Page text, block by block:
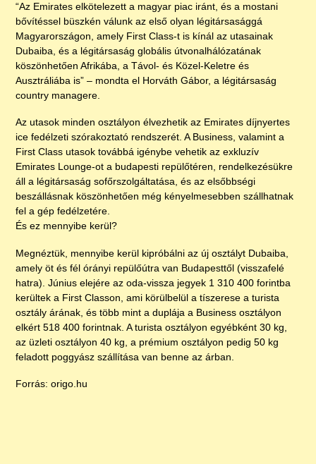
“Az Emirates elkötelezett a magyar piac iránt, és a mostani
bővítéssel büszkén válunk az első olyan légitársasággá
Magyarországon, amely First Class-t is kínál az utasainak
Dubaiba, és a légitársaság globális útvonalhálózatának
köszönhetően Afrikába, a Távol- és Közel-Keletre és
Ausztráliába is” – mondta el Horváth Gábor, a légitársaság
country managere.
Az utasok minden osztályon élvezhetik az Emirates díjnyertes
ice fedélzeti szórakoztató rendszerét. A Business, valamint a
First Class utasok továbbá igénybe vehetik az exkluzív
Emirates Lounge-ot a budapesti repülőtéren, rendelkezésükre
áll a légitársaság sofőrszolgáltatása, és az elsőbbségi
beszállásnak köszönhetően még kényelmesebben szállhatnak
fel a gép fedélzetére.
És ez mennyibe kerül?
Megnéztük, mennyibe kerül kipróbálni az új osztályt Dubaiba,
amely öt és fél órányi repülőútra van Budapesttől (visszafelé
hatra). Június elejére az oda-vissza jegyek 1 310 400 forintba
kerültek a First Classon, ami körülbelül a tíszerese a turista
osztály árának, és több mint a duplája a Business osztályon
elkért 518 400 forintnak. A turista osztályon egyébként 30 kg,
az üzleti osztályon 40 kg, a prémium osztályon pedig 50 kg
feladott poggyász szállítása van benne az árban.
Forrás: origo.hu